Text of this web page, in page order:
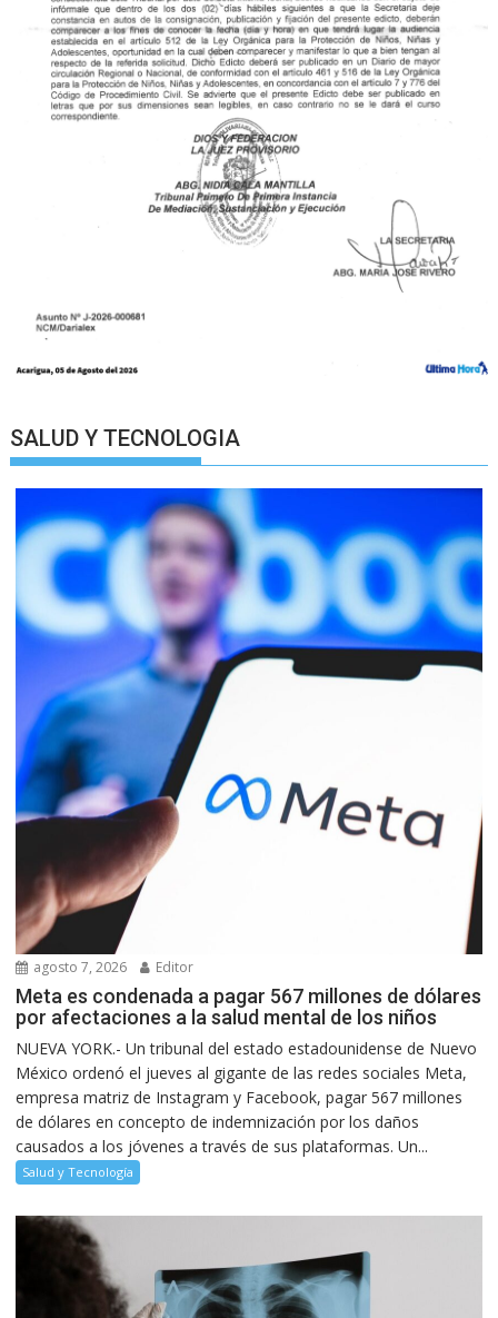
SALUD Y TECNOLOGIA
agosto 7, 2026 Editor
Meta es condenada a pagar 567 millones de dólares
por afectaciones a la salud mental de los niños
NUEVA YORK.- Un tribunal del estado estadounidense de Nuevo
México ordenó el jueves al gigante de las redes sociales Meta,
empresa matriz de Instagram y Facebook, pagar 567 millones
de dólares en concepto de indemnización por los daños
causados a los jóvenes a través de sus plataformas. Un...
Salud y Tecnología